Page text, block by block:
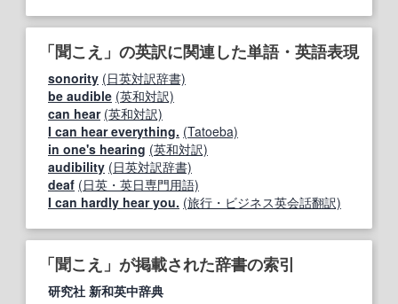
「聞こえ」の英訳に関連した単語・英語表現
sonority (日英対訳辞書)
be audible (英和対訳)
can hear (英和対訳)
I can hear everything. (Tatoeba)
in one's hearing (英和対訳)
audibility (日英対訳辞書)
deaf (日英・英日専門用語)
I can hardly hear you. (旅行・ビジネス英会話翻訳)
「聞こえ」が掲載された辞書の索引
研究社 新和英中辞典